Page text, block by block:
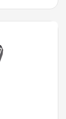
Lan, nổi
kèm đầy